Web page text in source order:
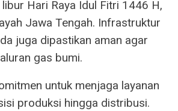
Hari Raya Idul Fitri 1446 H,
Jawa Tengah. Infrastruktur
juga dipastikan aman agar
gas bumi.
untuk menjaga layanan
produksi hingga distribusi.